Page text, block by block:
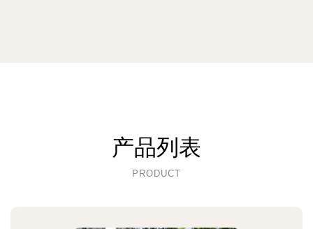
产品列表
PRODUCT